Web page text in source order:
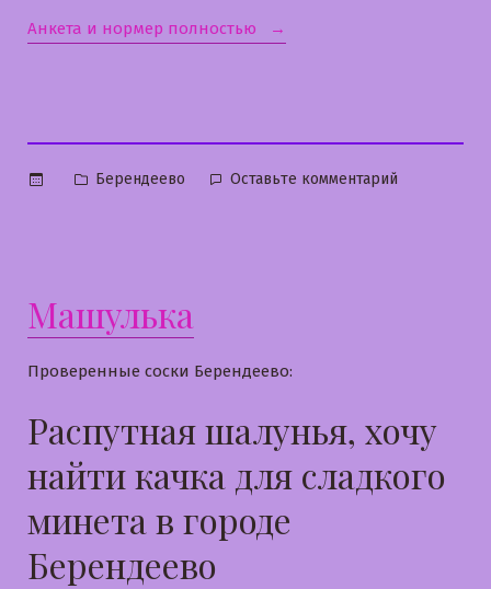
Анкета и нормер полностью «Викуся»
Опубликовано
Берендеево Оставьте комментарий
Машулька
Проверенные соски Берендеево:
Распутная шалунья, хочу
найти качка для сладкого
минета в городе
Берендеево